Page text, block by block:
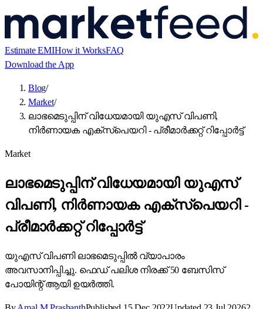
Estimate EMIHow it WorksFAQ
Download the App
Blog/
Market/
ലാഭമെടുപ്പിന് വിധേയമായി യുഎസ് വിപണി,
നിർണായക എക്സ്പെയറി - പ്രീമാർക്കറ്റ് റിപ്പോർട്ട്
Market
ലാഭമെടുപ്പിന് വിധേയമായി യുഎസ്
വിപണി, നിർണായക എക്സ്പെയറി -
പ്രീമാർക്കറ്റ് റിപ്പോർട്ട്
യുഎസ് വിപണി ലാഭമെടുപ്പിൽ വ്യാപാരം
അവസാനിപ്പിച്ചു. ഫെഡ് പലിശ നിരക്ക് 50 ബേസിസ്
പോയിന്റ് ആയി ഉയർത്തി.